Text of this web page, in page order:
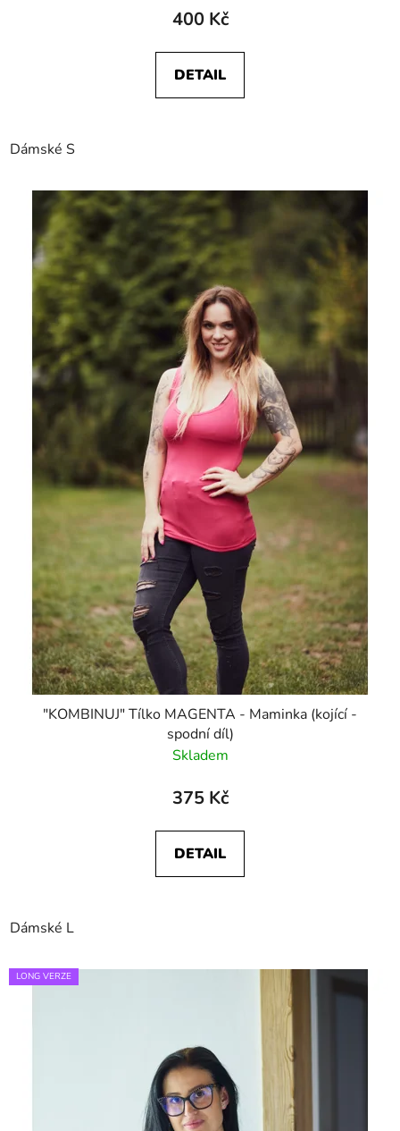
400 Kč
DETAIL
Dámské S
"KOMBINUJ" Tílko MAGENTA - Maminka (kojící -
spodní díl)
Skladem
375 Kč
DETAIL
Dámské L
LONG VERZE